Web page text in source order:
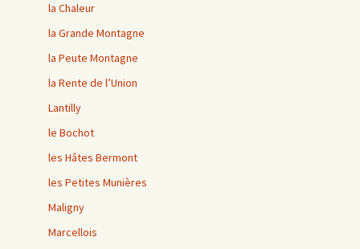
la Chaleur
la Grande Montagne
la Peute Montagne
la Rente de l’Union
Lantilly
le Bochot
les Hâtes Bermont
les Petites Munières
Maligny
Marcellois